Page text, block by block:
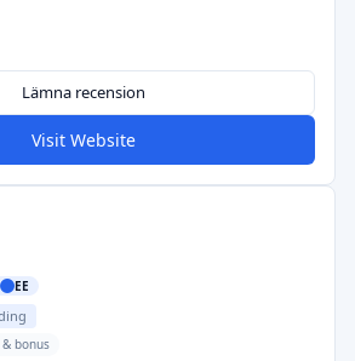
Lämna recension
Visit Website
EE
& bonus